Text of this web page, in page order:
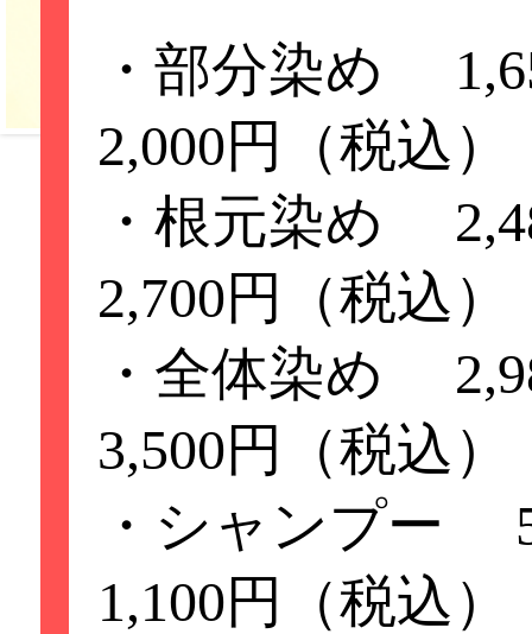
・部分染め
2,000円（税込）
・根元染め
2,700円（税込）
・全体染め
3,500円（税込）
・シャンプ
1,100円（税込）
重要なお知らせ
☆いつもクイッ
ヶ丘店をご利用
す。